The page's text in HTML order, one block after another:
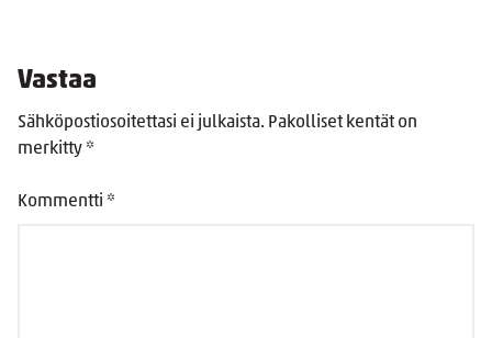
Vastaa
Sähköpostiosoitettasi ei julkaista. Pakolliset kentät on
merkitty *
Kommentti *